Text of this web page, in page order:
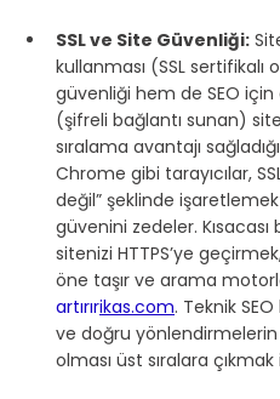
SSL ve Site Güvenliği:
kullanması (SSL sertifikalı
güvenliği hem de SEO
(şifreli bağlantı sunan)
sıralama avantajı
Chrome gibi tarayıcılar,
değil” şeklinde
güvenini zedeler. Kısacası
sitenizi HTTPS’ye
öne taşır ve arama
artırırikas.com. Teknik
ve doğru yönlendirmelerin
olması üst sıralara